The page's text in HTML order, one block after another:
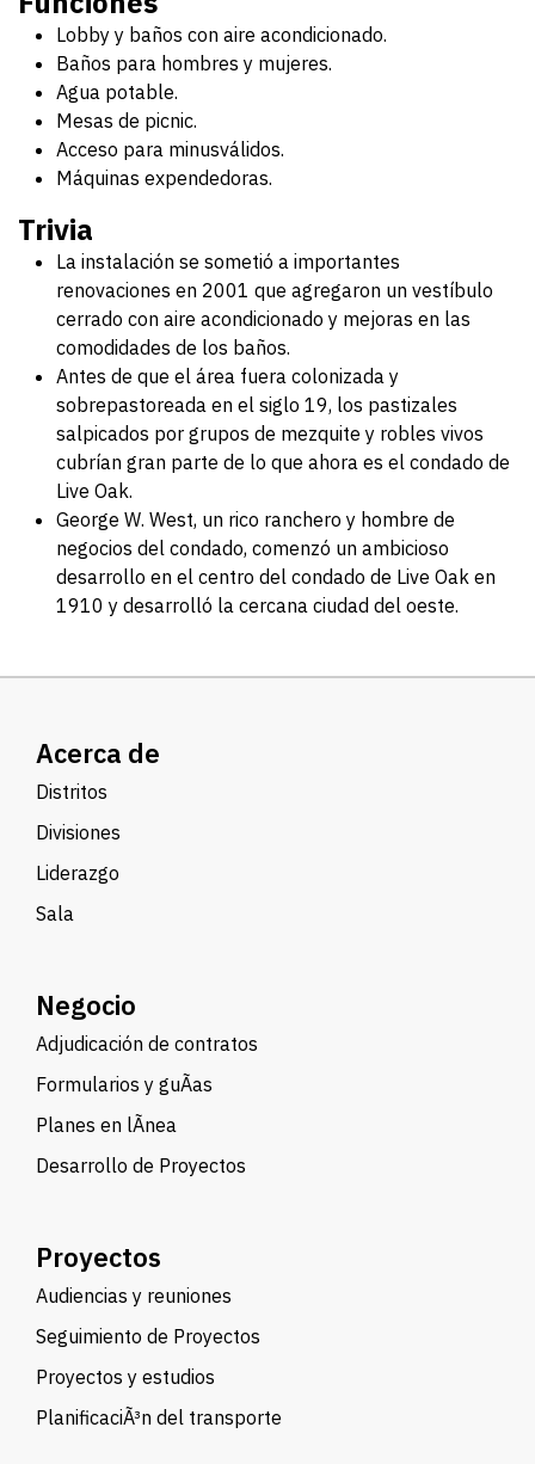
Lobby y baños con aire acondicionado.
Baños para hombres y mujeres.
Agua potable.
Mesas de picnic.
Acceso para minusválidos.
Máquinas expendedoras.
Trivia
La instalación se sometió a importantes
renovaciones en 2001 que agregaron un vestíbulo
cerrado con aire acondicionado y mejoras en las
comodidades de los baños.
Antes de que el área fuera colonizada y
sobrepastoreada en el siglo 19, los pastizales
salpicados por grupos de mezquite y robles vivos
cubrían gran parte de lo que ahora es el condado de
Live Oak.
George W. West, un rico ranchero y hombre de
negocios del condado, comenzó un ambicioso
desarrollo en el centro del condado de Live Oak en
1910 y desarrolló la cercana ciudad del oeste.
Acerca de
Distritos
Divisiones
Liderazgo
Sala
Negocio
Adjudicación de contratos
Formularios y guÃ­as
Planes en lÃ­nea
Desarrollo de Proyectos
Proyectos
Audiencias y reuniones
Seguimiento de Proyectos
Proyectos y estudios
PlanificaciÃ³n del transporte